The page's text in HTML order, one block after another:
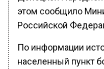
этом сообщило
Российской
По информации
населенный пункт